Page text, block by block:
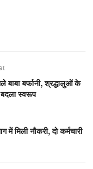
बर्फानी, श्रद्धालुओं के
स्वरूप
मिली नौकरी, दो कर्मचारी